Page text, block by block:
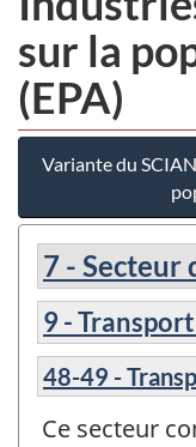
sur la
(EPA)
Variante du
7 - Secteur
9 -
48-49 -
Ce secteur